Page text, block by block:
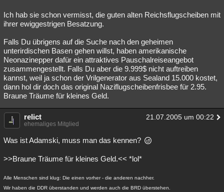
Ich hab sie schon vermisst, die guten alten Reichsflugscheiben mit
ihrer ewiggestrigen Besatzung.
Falls Du übrigens auf die Suche nach den geheimen
unterirdischen Basen gehen willst, haben amerikanische
Neonazinepper dafür ein attraktives Pauschalreiseangebot
zusammengestellt. Falls Du aber die 9.999$ nicht auftreiben
kannst, weil ja schon der Vrilgenerator aus Sealand 15.000 kostet,
dann hol dir doch das original Naziflugscheibenfrisbee für 2.95.
Braune Träume für kleines Geld.
relict 21.07.2005 um 00:22
ehemaliges Mitglied
Was ist Adamski, muss man das kennen?
>>Braune Träume für kleines Geld.<< *lol*
Alle Menschen sind klug: Die einen vorher - die anderen nachher.
Wir haben die DDR überstanden und werden auch die BRD überstehen.